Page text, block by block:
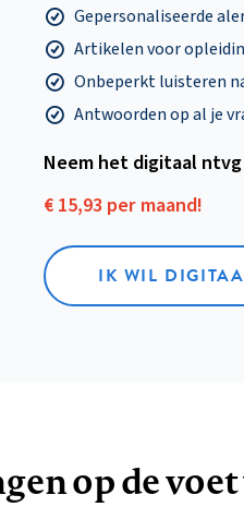
Gepersonaliseerde
Artikelen voor
Onbeperkt luisteren
Antwoorden op al je
Neem het digitaal
€ 15,93 per maand!
IK WIL
op de voet